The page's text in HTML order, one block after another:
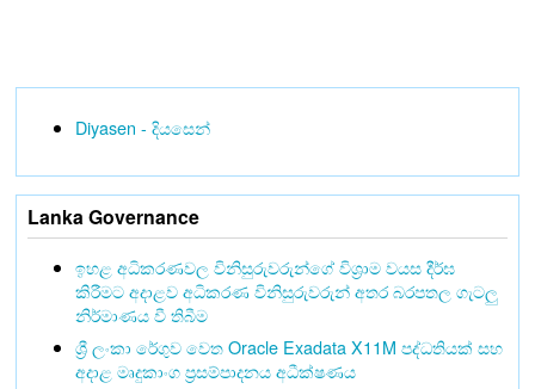
Diyasen - දියසෙන්
Lanka Governance
ඉහළ අධිකරණවල විනිසුරුවරුන්ගේ විශ්‍රාම වයස දීර්ඝ
කිරීමට අදාළව අධිකරණ විනිසුරුවරුන් අතර බරපතල ගැටලු
නිර්මාණය වී තිබීම
ශ්‍රී ලංකා රේගුව වෙත Oracle Exadata X11M පද්ධතියක් සහ
අදාළ මෘදුකාංග ප්‍රසම්පාදනය අධීක්ෂණය